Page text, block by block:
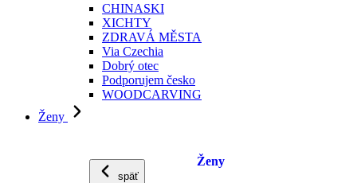
CHINASKI
XICHTY
ZDRAVÁ MĚSTA
Via Czechia
Dobrý otec
Podporujem česko
WOODCARVING
Ženy
späť
Ženy